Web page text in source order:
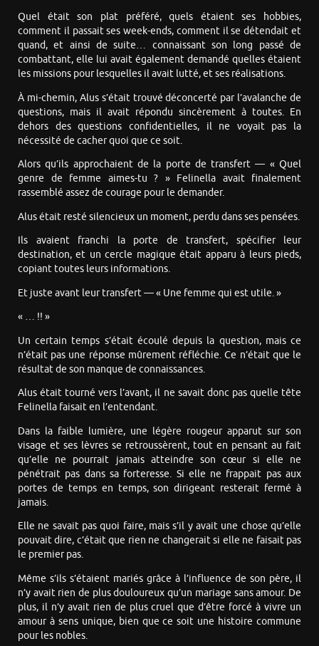
Quel était son plat préféré, quels étaient ses hobbies,
comment il passait ses week-ends, comment il se détendait et
quand, et ainsi de suite… connaissant son long passé de
combattant, elle lui avait également demandé quelles étaient
les missions pour lesquelles il avait lutté, et ses réalisations.
À mi-chemin, Alus s’était trouvé déconcerté par l’avalanche de
questions, mais il avait répondu sincèrement à toutes. En
dehors des questions confidentielles, il ne voyait pas la
nécessité de cacher quoi que ce soit.
Alors qu’ils approchaient de la porte de transfert — « Quel
genre de femme aimes-tu ? » Felinella avait finalement
rassemblé assez de courage pour le demander.
Alus était resté silencieux un moment, perdu dans ses pensées.
Ils avaient franchi la porte de transfert, spécifier leur
destination, et un cercle magique était apparu à leurs pieds,
copiant toutes leurs informations.
Et juste avant leur transfert — « Une femme qui est utile. »
« … !! »
Un certain temps s’était écoulé depuis la question, mais ce
n’était pas une réponse mûrement réfléchie. Ce n’était que le
résultat de son manque de connaissances.
Alus était tourné vers l’avant, il ne savait donc pas quelle tête
Felinella faisait en l’entendant.
Dans la faible lumière, une légère rougeur apparut sur son
visage et ses lèvres se retroussèrent, tout en pensant au fait
qu’elle ne pourrait jamais atteindre son cœur si elle ne
pénétrait pas dans sa forteresse. Si elle ne frappait pas aux
portes de temps en temps, son dirigeant resterait fermé à
jamais.
Elle ne savait pas quoi faire, mais s’il y avait une chose qu’elle
pouvait dire, c’était que rien ne changerait si elle ne faisait pas
le premier pas.
Même s’ils s’étaient mariés grâce à l’influence de son père, il
n’y avait rien de plus douloureux qu’un mariage sans amour. De
plus, il n’y avait rien de plus cruel que d’être forcé à vivre un
amour à sens unique, bien que ce soit une histoire commune
pour les nobles.